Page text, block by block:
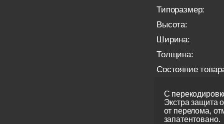
Типоразмер:
Высота:
Ширина:
Толщина:
Состояние
С
Экстра защита
от перелома,
запатентовано.